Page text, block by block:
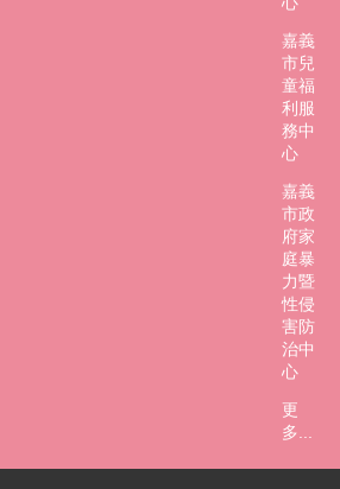
嘉義
市兒
童福
利服
務中
心
嘉義
市政
府家
庭暴
力暨
性侵
害防
治中
心
更
多...